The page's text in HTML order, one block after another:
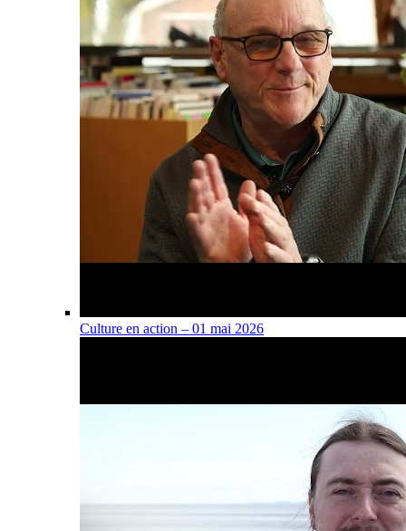
Culture en action – 01 mai 2026